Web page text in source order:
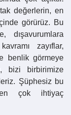
değerlerin, en
görürüz. Bu
dışavurumlara
zayıflar,
benlik görmeye
bizi birbirimize
Şüphesiz bu
en çok ihtiyaç